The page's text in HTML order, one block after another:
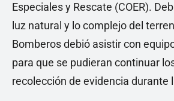
Especiales y Rescate (COER).
luz natural y lo complejo del
Bomberos debió asistir con
para que se pudieran continuar
recolección de evidencia durante